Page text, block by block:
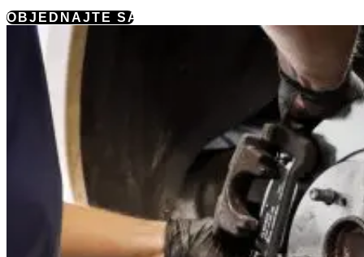
OBJEDNAJTE SA